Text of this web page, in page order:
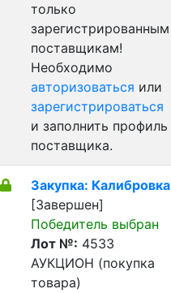
только
зарегистрированным
поставщикам!
Необходимо
авторизоваться или
зарегистрироваться
и заполнить профиль
поставщика.
Закупка: Калибровка
[Завершен]
Победитель выбран
Лот №: 4533
АУКЦИОН (покупка
товара)